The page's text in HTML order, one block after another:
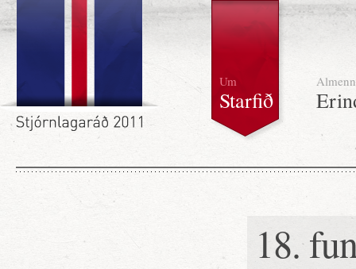
Um
Starfið
Almenn
18.